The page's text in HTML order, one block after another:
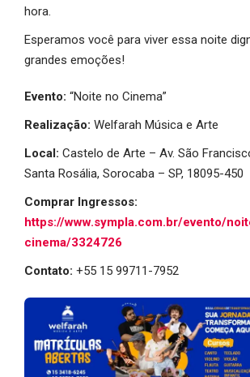
hora.
Esperamos você para viver essa noite
grandes emoções!
Evento: “Noite no Cinema”
Realização: Welfarah Música e Arte
Local: Castelo de Arte – Av. São
Santa Rosália, Sorocaba – SP, 18095-450
Comprar Ingressos:
https://www.sympla.com.br/evento/
cinema/3324726
Contato: +55 15 99711-7952